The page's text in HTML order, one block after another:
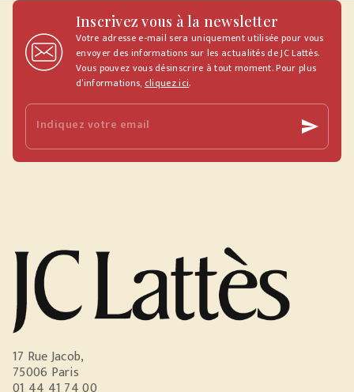
Inscrivez vous à la newsletter
Votre adresse e-mail sera uniquement utilisée pour vous
envoyer des informations sur les actualités de JC Lattès.
Vous pouvez vous désinscrire à tout moment. Pour plus
d’informations,cliquez ici.
Indiquez votre email send
17 Rue Jacob,
75006 Paris